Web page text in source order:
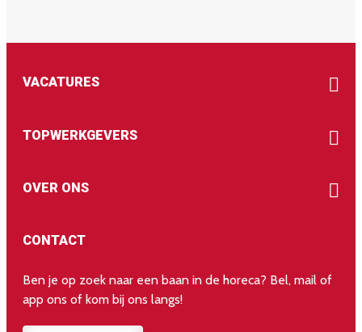
VACATURES
TOPWERKGEVERS
OVER ONS
CONTACT
Ben je op zoek naar een baan in de horeca? Bel, mail of
app ons of kom bij ons langs!